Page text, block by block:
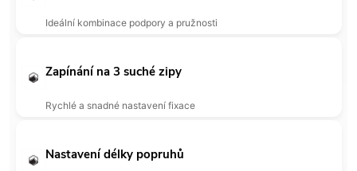
Ideální kombinace podpory a pružnosti
Zapínání na 3 suché zipy
Rychlé a snadné nastavení fixace
Nastavení délky popruhů